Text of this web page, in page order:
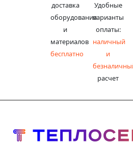
доставка
оборудования
и
материалов
бесплатно
Удобные
варианты
оплаты:
наличный
и
расчет